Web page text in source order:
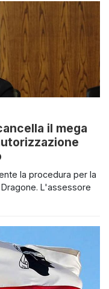
il mega
la procedura per la
L'assessore